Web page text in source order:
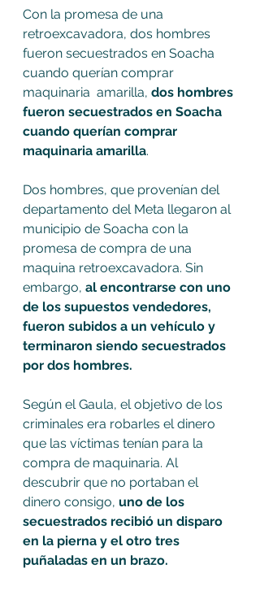
Con la promesa de una
retroexcavadora, dos hombres
fueron secuestrados en Soacha
cuando querían comprar
maquinaria  amarilla, dos hombres
fueron secuestrados en Soacha
cuando querían comprar
maquinaria amarilla.
Dos hombres, que provenían del
departamento del Meta llegaron al
municipio de Soacha con la
promesa de compra de una
maquina retroexcavadora. Sin
embargo, al encontrarse con uno
de los supuestos vendedores,
fueron subidos a un vehículo y
terminaron siendo secuestrados
por dos hombres.
Según el Gaula, el objetivo de los
criminales era robarles el dinero
que las víctimas tenían para la
compra de maquinaria. Al
descubrir que no portaban el
dinero consigo, uno de los
secuestrados recibió un disparo
en la pierna y el otro tres
puñaladas en un brazo.